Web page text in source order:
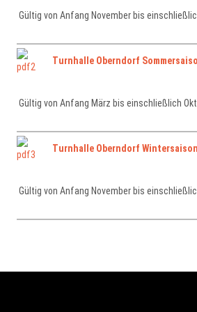
Gültig von Anfang November bis
Turnhalle Oberndorf
Gültig von Anfang März bis einschließlich
Turnhalle Oberndorf Wintersaison
Gültig von Anfang November bis